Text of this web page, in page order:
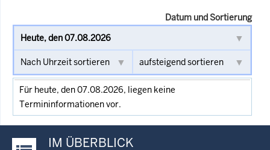
Datum und Sortierung
Für heute, den 07.08.2026, liegen keine
Termininformationen vor.
IM ÜBERBLICK